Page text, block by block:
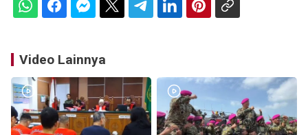
Video Lainnya